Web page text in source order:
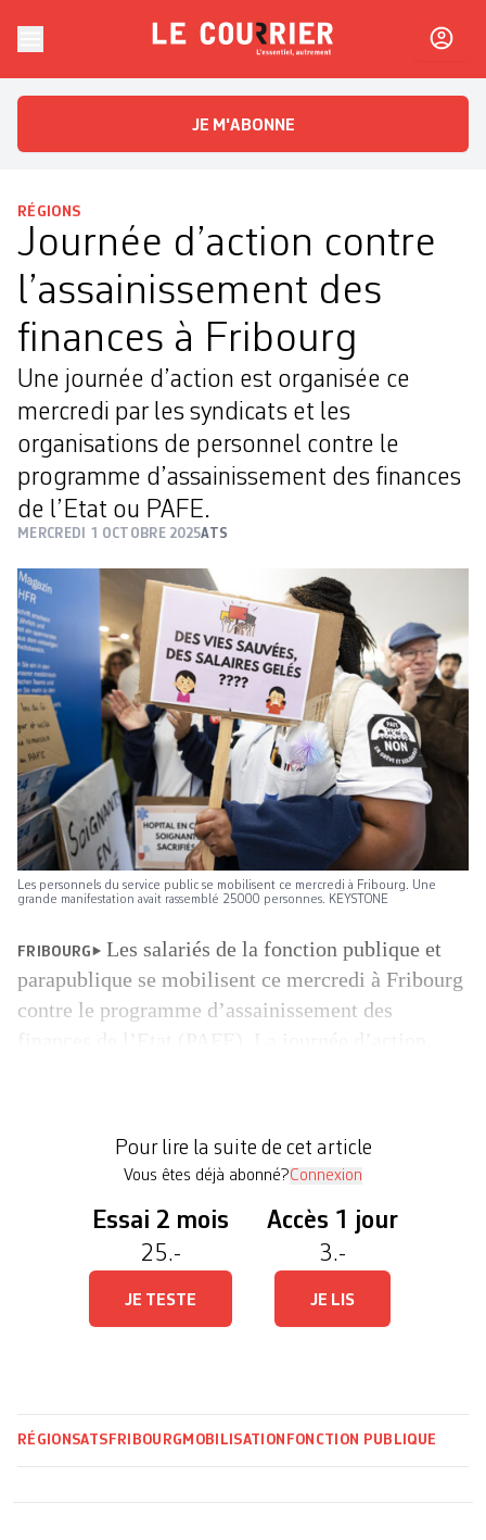
Le CourrierL'essentiel, autrement
JE M'ABONNE
RÉGIONS
Journée d’action contre
l’assainissement des
finances à Fribourg
Une journée d’action est organisée ce
mercredi par les syndicats et les
organisations de personnel contre le
programme d’assainissement des finances
de l’Etat ou PAFE.
MERCREDI 1 OCTOBRE 2025ATS
Les personnels du service public se mobilisent ce mercredi à Fribourg. Une
grande manifestation avait rassemblé 25000 personnes. KEYSTONE
FRIBOURG
Les salariés de la fonction publique et
parapublique se mobilisent ce mercredi à Fribourg
contre le programme d’assainissement des
2026 et 2028 […]
Pour lire la suite de cet article
Vous êtes déjà abonné?Connexion
Essai 2 mois
25.-
JE TESTE
Accès 1 jour
3.-
JE LIS
RÉGIONSATS FRIBOURG MOBILISATION FONCTION PUBLIQUE